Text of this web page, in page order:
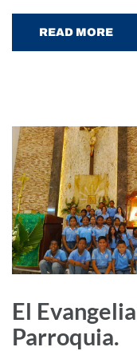
READ MORE
El
Parroquia.